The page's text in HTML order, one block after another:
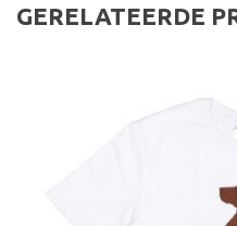
GERELATEERDE